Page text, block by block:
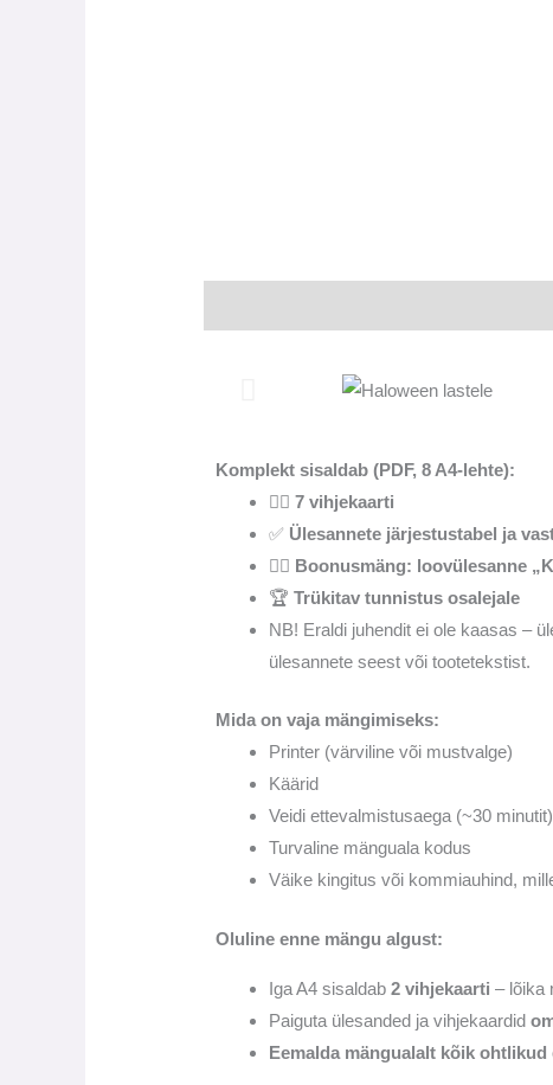
Komplekt sisaldab (PDF, 8 A4-lehte):
🕵️‍♀️7 vihjekaarti
✅ Ülesannete järjestustabel ja
🧙‍♀️ Boonusmäng: loovülesanne
🏆Trükitav tunnistus osalejale
NB! Eraldi juhendit ei ole kaasas –
ülesannete seest või tootetekstist.
Mida on vaja mängimiseks:
Printer (värviline või mustvalge)
Käärid
Veidi ettevalmistusaega (~30 minutit)
Turvaline mänguala kodus
Väike kingitus või kommiauhind,
Oluline enne mängu algust:
Iga A4 sisaldab2 vihjekaarti – lõika
Paiguta ülesanded ja vihjekaardid
Eemalda mängualalt kõik ohtlikud